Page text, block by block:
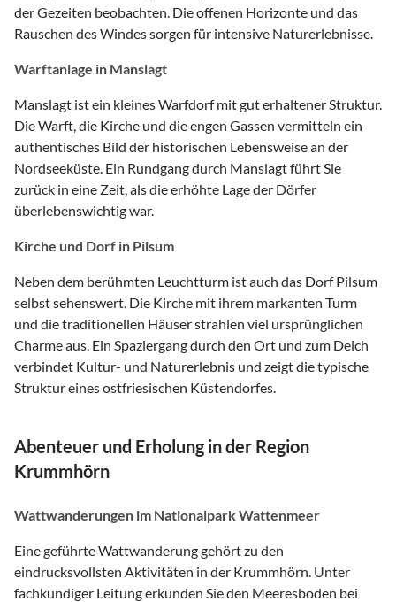
der Gezeiten beobachten. Die offenen Horizonte und das
Rauschen des Windes sorgen für intensive Naturerlebnisse.
Warftanlage in Manslagt
Manslagt ist ein kleines Warfdorf mit gut erhaltener Struktur.
Die Warft, die Kirche und die engen Gassen vermitteln ein
authentisches Bild der historischen Lebensweise an der
Nordseeküste. Ein Rundgang durch Manslagt führt Sie
zurück in eine Zeit, als die erhöhte Lage der Dörfer
überlebenswichtig war.
Kirche und Dorf in Pilsum
Neben dem berühmten Leuchtturm ist auch das Dorf Pilsum
selbst sehenswert. Die Kirche mit ihrem markanten Turm
und die traditionellen Häuser strahlen viel ursprünglichen
Charme aus. Ein Spaziergang durch den Ort und zum Deich
verbindet Kultur- und Naturerlebnis und zeigt die typische
Struktur eines ostfriesischen Küstendorfes.
Abenteuer und Erholung in der Region
Krummhörn
Wattwanderungen im Nationalpark Wattenmeer
Eine geführte Wattwanderung gehört zu den
eindrucksvollsten Aktivitäten in der Krummhörn. Unter
fachkundiger Leitung erkunden Sie den Meeresboden bei